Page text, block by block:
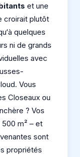
et une
croirait plutôt
quelques
ni de grands
avec
Vous
Closeaux ou
? Vos
m² – et
sont
propriétés